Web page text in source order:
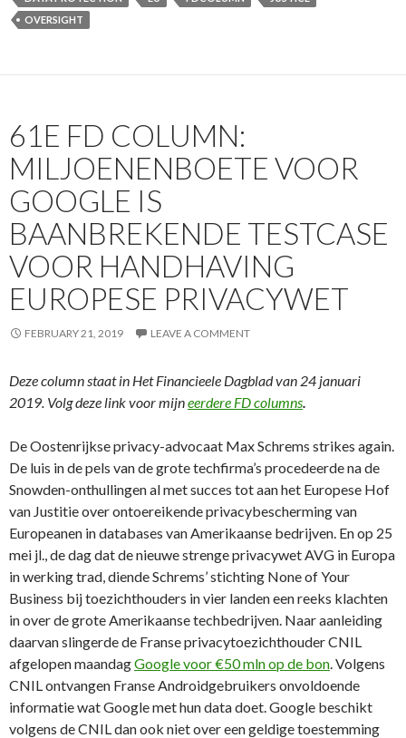
OVERSIGHT
61E FD COLUMN:
MILJOENENBOETE VOOR
GOOGLE IS
BAANBREKENDE TESTCASE
VOOR HANDHAVING
EUROPESE PRIVACYWET
FEBRUARY 21, 2019 LEAVE A COMMENT
Deze column staat in Het Financieele Dagblad van 24 januari
2019. Volg deze link voor mijneerdere FD columns.
De Oostenrijkse privacy-advocaat Max Schrems strikes again.
De luis in de pels van de grote techfirma’s procedeerde na de
Snowden-onthullingen al met succes tot aan het Europese Hof
van Justitie over ontoereikende privacybescherming van
Europeanen in databases van Amerikaanse bedrijven. En op 25
mei jl., de dag dat de nieuwe strenge privacywet AVG in Europa
in werking trad, diende Schrems’ stichting None of Your
Business bij toezichthouders in vier landen een reeks klachten
in over de grote Amerikaanse techbedrijven. Naar aanleiding
daarvan slingerde de Franse privacytoezichthouder CNIL
afgelopen maandagGoogle voor €50 mln op de bon. Volgens
CNIL ontvangen Franse Androidgebruikers onvoldoende
informatie wat Google met hun data doet. Google beschikt
volgens de CNIL dan ook niet over een geldige toestemming